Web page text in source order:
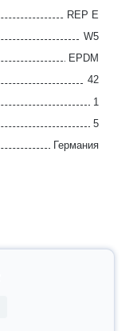
REP E
W5
EPDM
42
1
5
Германия